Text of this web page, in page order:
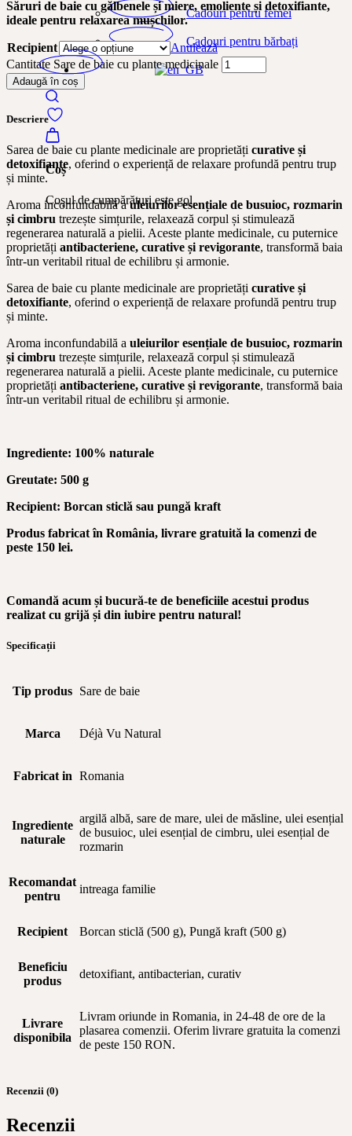
Cadouri pentru femei
Cadouri pentru bărbați
Coș
Coșul de cumpărături este gol.
Săruri de baie cu gălbenele și miere, emoliente și detoxifiante,
ideale pentru relaxarea mușchilor.
Recipient
Anulează
Cantitate Sare de baie cu plante medicinale
Adaugă în coș
Descriere
Sarea de baie cu plante medicinale are proprietăți curative și
detoxifiante, oferind o experiență de relaxare profundă pentru trup
și minte.
Aroma inconfundabilă auleiurilor esențiale de busuioc, rozmarin
și cimbru trezește simțurile, relaxează corpul și stimulează
regenerarea naturală a pielii. Aceste plante medicinale, cu puternice
proprietăți antibacteriene, curative și revigorante, transformă baia
într-un veritabil ritual de echilibru și armonie.
Sarea de baie cu plante medicinale are proprietăți curative și
detoxifiante, oferind o experiență de relaxare profundă pentru trup
și minte.
Aroma inconfundabilă a uleiurilor esențiale de busuioc, rozmarin
și cimbru trezește simțurile, relaxează corpul și stimulează
regenerarea naturală a pielii. Aceste plante medicinale, cu puternice
proprietăți antibacteriene, curative și revigorante, transformă baia
într-un veritabil ritual de echilibru și armonie.
Ingrediente: 100% naturale
Greutate: 500 g
Recipient: Borcan sticlă sau pungă kraft
Produs fabricat în România, livrare gratuită la comenzi de
peste 150 lei.
Comandă acum și bucură-te de beneficiile acestui produs
realizat cu grijă și din iubire pentru natural!
Specificații
Tip produs Sare de baie
Marca Déjà Vu Natural
Fabricat in Romania
Ingrediente
naturale
argilă albă, sare de mare, ulei de măsline, ulei esențial
de busuioc, ulei esențial de cimbru, ulei esențial de
rozmarin
Recomandat
pentru
intreaga familie
Recipient Borcan sticlă (500 g), Pungă kraft (500 g)
Beneficiu
produs
detoxifiant, antibacterian, curativ
Livrare
disponibila
Livram oriunde in Romania, in 24-48 de ore de la
plasarea comenzii. Oferim livrare gratuita la comenzi
de peste 150 RON.
Recenzii (0)
Recenzii